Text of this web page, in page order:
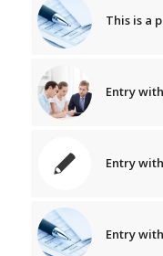
This is a
Entry
Entry
Entry